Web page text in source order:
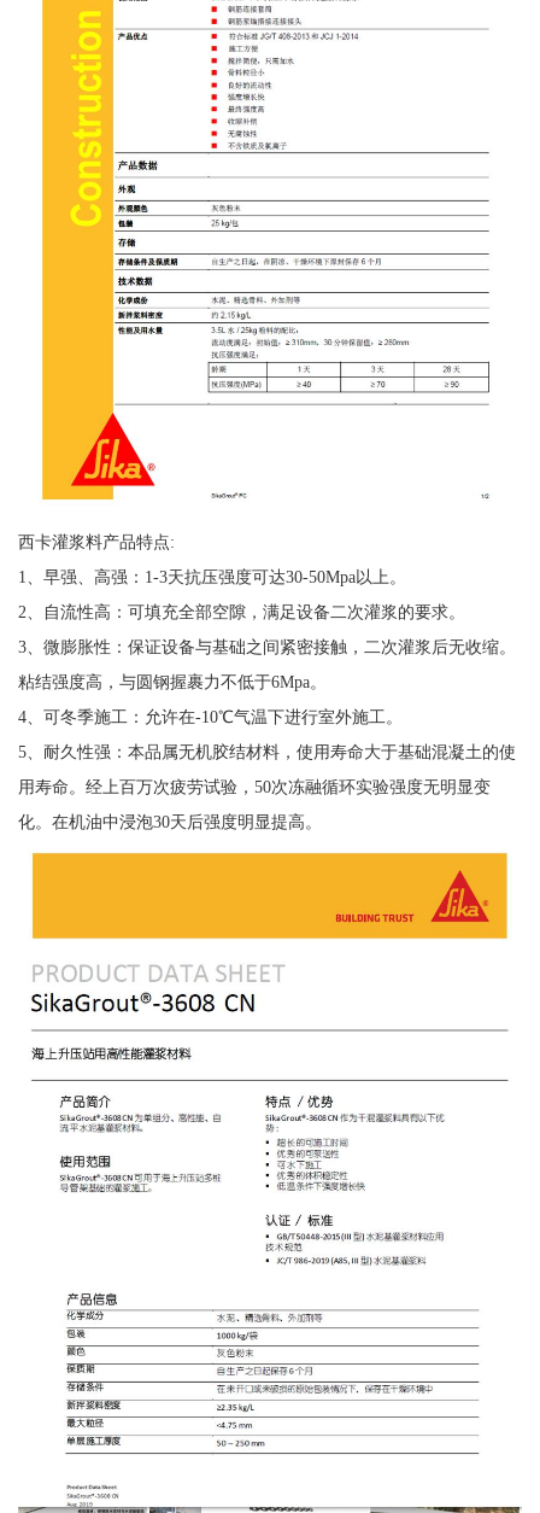
西卡灌浆料产品特点:
1、早强、高强：1-3天抗压强度可达30-50Mpa以上。
2、自流性高：可填充全部空隙，满足设备二次灌浆的要求。
3、微膨胀性：保证设备与基础之间紧密接触，二次灌浆后无收缩。
粘结强度高，与圆钢握裹力不低于6Mpa。
4、可冬季施工：允许在-10℃气温下进行室外施工。
5、耐久性强：本品属无机胶结材料，使用寿命大于基础混凝土的使
用寿命。经上百万次疲劳试验，50次冻融循环实验强度无明显变
化。在机油中浸泡30天后强度明显提高。